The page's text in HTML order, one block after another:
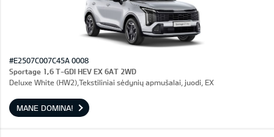
#E2507C007C45A 0008
Sportage 1,6 T-GDI HEV EX 6AT 2WD
Deluxe White (HW2),Tekstiliniai sėdynių apmušalai, juodi, EX
MANE DOMINA!